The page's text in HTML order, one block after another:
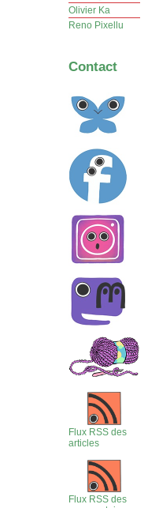
Olivier Ka
Reno Pixellu
Contact
Flux RSS des
articles
Flux RSS des